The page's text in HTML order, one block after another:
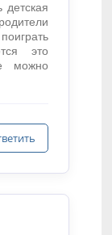
детская
это
можно